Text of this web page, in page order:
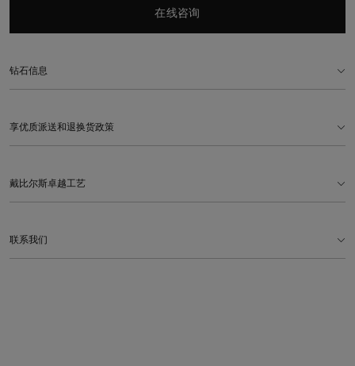
在线咨询
钻石信息
享优质派送和退换货政策
戴比尔斯卓越工艺
联系我们